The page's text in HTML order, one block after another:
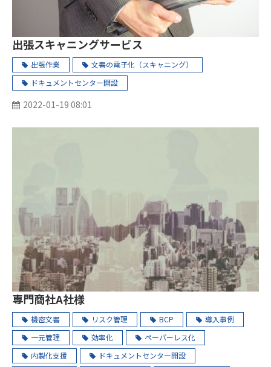
出張スキャニングサービス
出張作業
文書の電子化（スキャニング）
ドキュメントセンター開設
2022-01-19 08:01
専門商社A社様
機密文書 リスク管理 BCP
導入事例
一元管理
効率化
ペーパーレス化
内製化支援
ドキュメントセンター開設